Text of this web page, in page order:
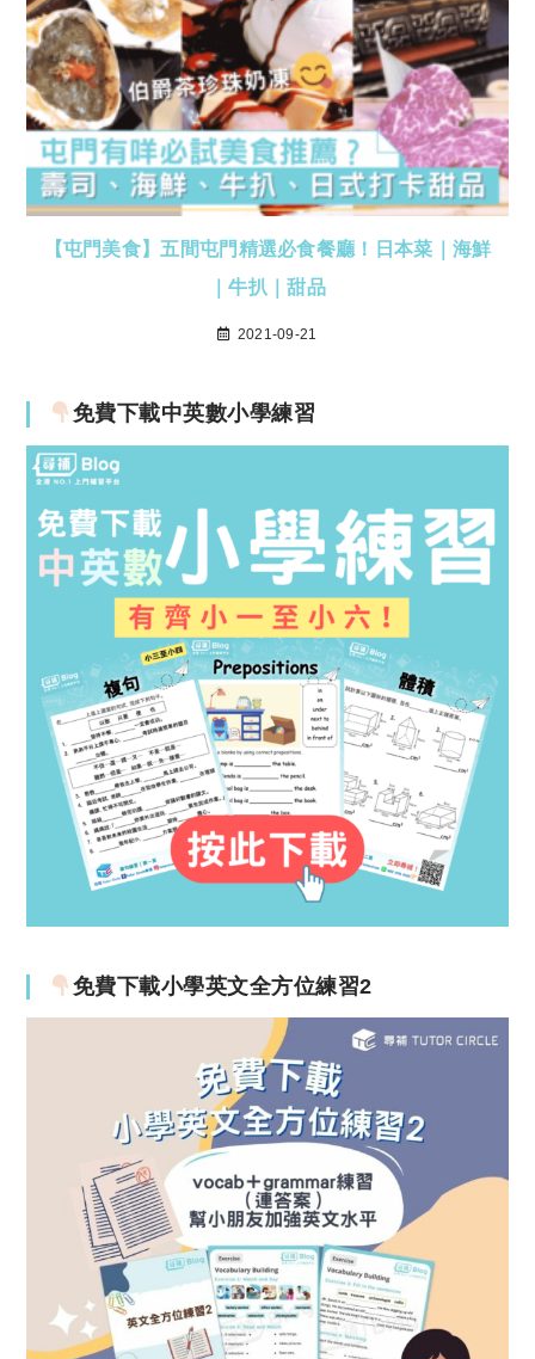
【屯門美食】五間屯門精選必食餐廳！日本菜｜海鮮
｜牛扒｜甜品
2021-09-21
免費下載中英數小學練習
免費下載小學英文全方位練習2